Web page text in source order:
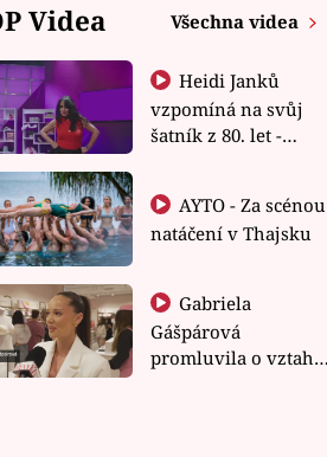
Videa Všechna videa
Heidi Janků
vzpomíná na svůj
šatník z 80. let -
natáčení v Thajsku
Gabriela
Gášpárová
promluvila o vztahu